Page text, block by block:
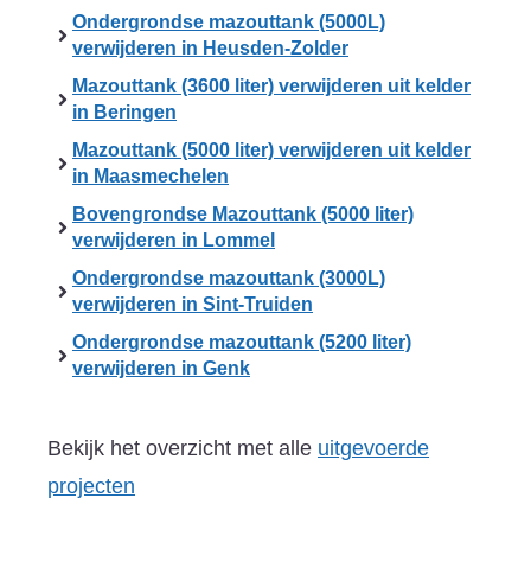
Ondergrondse mazouttank (5000L)
verwijderen in Heusden-Zolder
Mazouttank (3600 liter) verwijderen uit kelder
in Beringen
Mazouttank (5000 liter) verwijderen uit kelder
in Maasmechelen
Bovengrondse Mazouttank (5000 liter)
verwijderen in Lommel
Ondergrondse mazouttank (3000L)
verwijderen in Sint-Truiden
Ondergrondse mazouttank (5200 liter)
verwijderen in Genk
Bekijk het overzicht met alle uitgevoerde
projecten